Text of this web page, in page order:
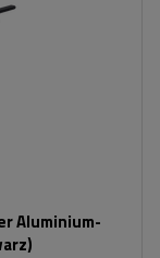
Aluminium-